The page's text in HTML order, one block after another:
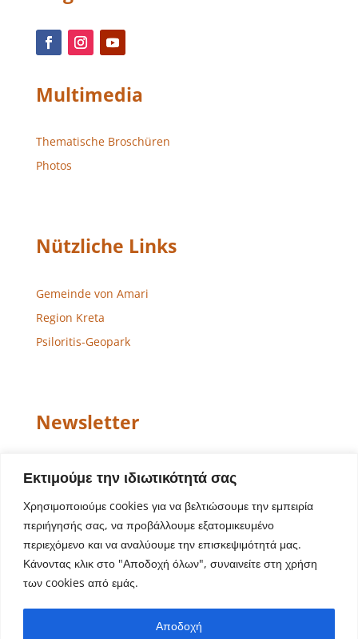
Εκτιμούμε την ιδιωτικότητά σας
Χρησιμοποιούμε cookies για να βελτιώσουμε την εμπειρία
περιήγησής σας, να προβάλλουμε εξατομικευμένο
περιεχόμενο και να αναλύουμε την επισκεψιμότητά μας.
Κάνοντας κλικ στο "Αποδοχή όλων", συναινείτε στη χρήση
των cookies από εμάς.
Αποδοχή
Multimedia
Thematische Broschüren
Photos
Nützliche Links
Gemeinde von Amari
Region Kreta
Psiloritis-Geopark
Newsletter
Copyright © 2022 Gemeinde von Amari